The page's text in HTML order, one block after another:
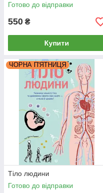
Готово до відправки
550 ₴
Купити
ЧОРНА П'ЯТНИЦЯ
Тіло людини
Готово до відправки